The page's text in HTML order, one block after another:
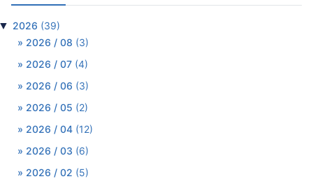
2026 (39)
2026 / 08 (3)
2026 / 07 (4)
2026 / 06 (3)
2026 / 05 (2)
2026 / 04 (12)
2026 / 03 (6)
2026 / 02 (5)